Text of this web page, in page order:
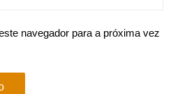
navegador para a próxima vez